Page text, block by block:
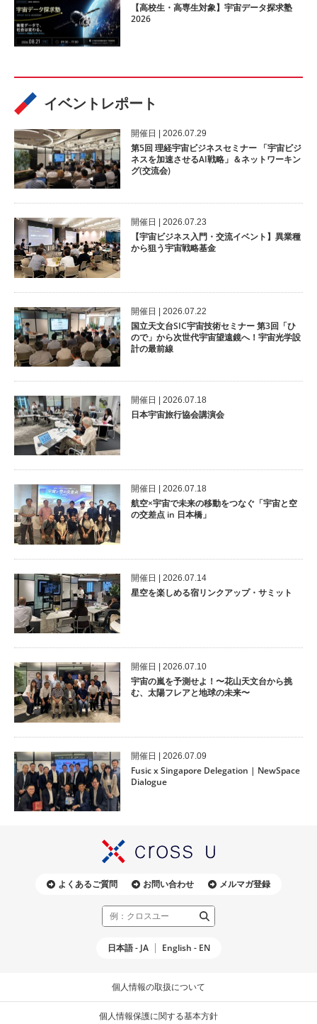
【高校生・高専生対象】宇宙データ探求塾
2026
イベントレポート
開催⽇ | 2026.07.29
第5回 理経宇宙ビジネスセミナー 「宇宙ビジ
ネスを加速させるAI戦略」＆ネットワーキン
グ(交流会)
開催⽇ | 2026.07.23
【宇宙ビジネス入門・交流イベント】異業種
から狙う宇宙戦略基金
開催⽇ | 2026.07.22
国立天文台SIC宇宙技術セミナー 第3回「ひ
ので」から次世代宇宙望遠鏡へ！宇宙光学設
計の最前線
開催⽇ | 2026.07.18
日本宇宙旅行協会講演会
開催⽇ | 2026.07.18
航空×宇宙で未来の移動をつなぐ「宇宙と空
の交差点 in 日本橋」
開催⽇ | 2026.07.14
星空を楽しめる宿リンクアップ・サミット
開催⽇ | 2026.07.10
宇宙の嵐を予測せよ！〜花山天文台から挑
む、太陽フレアと地球の未来〜
開催⽇ | 2026.07.09
Fusic x Singapore Delegation | NewSpace
Dialogue
よくあるご質問 お問い合わせ メルマガ登録
日本語 - JA English - EN
個人情報の取扱について
個人情報保護に関する基本方針